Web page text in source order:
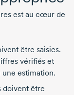
est au cœur de
être saisies.
vérifiés et
estimation.
doivent être